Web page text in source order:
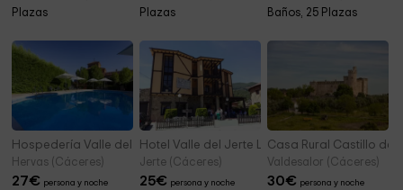
Plazas
Plazas
Baños, 25 Plazas
Hospedería Valle del Ambroz
Hervas (Cáceres)
27€ persona y noche
Hotel Valle del Jerte Los Arenales
Jerte (Cáceres)
25€ persona y noche
Casa Rural Castillo de
Valdesalor (Cáceres)
30€ persona y noche